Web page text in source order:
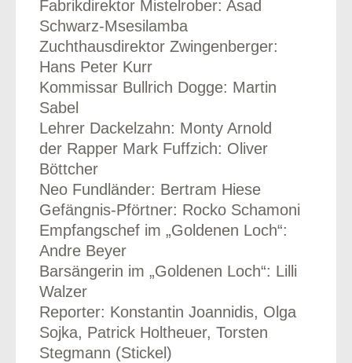
Fabrikdirektor Mistelrober: Asad
Schwarz-Msesilamba
Zuchthausdirektor Zwingenberger:
Hans Peter Kurr
Kommissar Bullrich Dogge: Martin
Sabel
Lehrer Dackelzahn: Monty Arnold
der Rapper Mark Fuffzich: Oliver
Böttcher
Neo Fundländer: Bertram Hiese
Gefängnis-Pförtner: Rocko Schamoni
Empfangschef im „Goldenen Loch“:
Andre Beyer
Barsängerin im „Goldenen Loch“: Lilli
Walzer
Reporter: Konstantin Joannidis, Olga
Sojka, Patrick Holtheuer, Torsten
Stegmann (Stickel)